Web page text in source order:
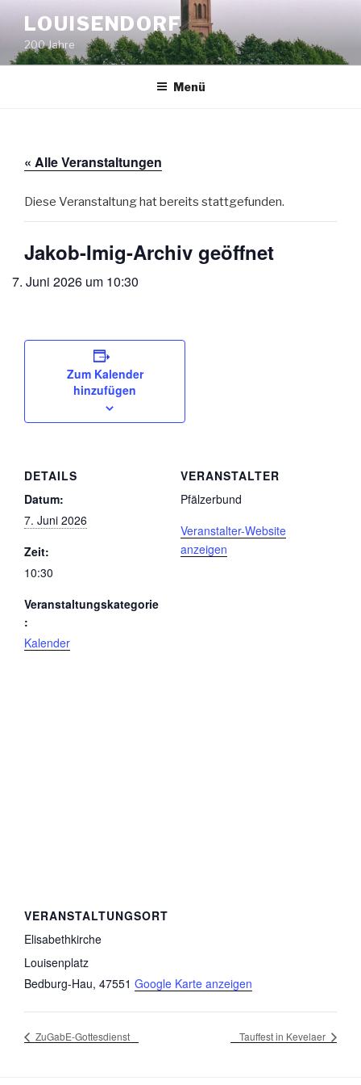
Inhalt
springen
LOUISENDORF
200 Jahre
Menü
« Alle Veranstaltungen
Diese Veranstaltung hat bereits stattgefunden.
Jakob-Imig-Archiv geöffnet
7. Juni 2026 um 10:30
Zum Kalender
hinzufügen
DETAILS
Datum:
7. Juni 2026
Zeit:
10:30
Veranstaltungskategorie
:
Kalender
VERANSTALTER
Pfälzerbund
Veranstalter-Website
anzeigen
VERANSTALTUNGSORT
Elisabethkirche
Louisenplatz
Bedburg-Hau, 47551 Google Karte anzeigen
ZuGabE-Gottesdienst Tauffest in Kevelaer